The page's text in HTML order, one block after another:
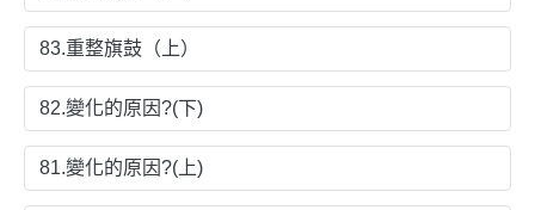
83.重整旗鼓（上）
82.變化的原因?(下)
81.變化的原因?(上)